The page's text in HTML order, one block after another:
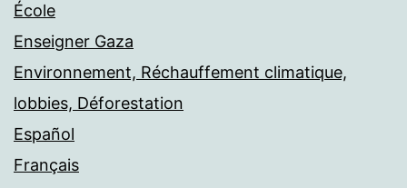
École
Enseigner Gaza
Environnement, Réchauffement climatique,
lobbies, Déforestation
Español
Français